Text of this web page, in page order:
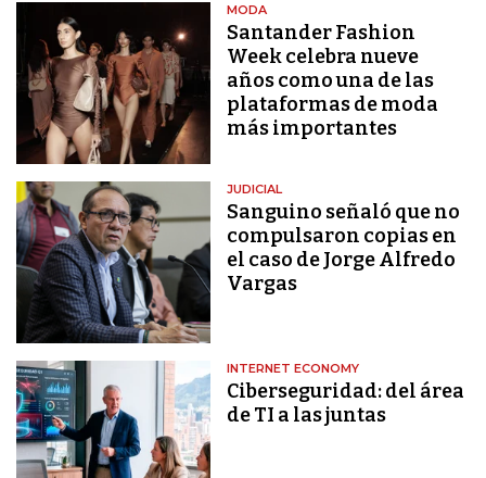
MODA
Santander Fashion
Week celebra nueve
años como una de las
plataformas de moda
más importantes
JUDICIAL
Sanguino señaló que no
compulsaron copias en
el caso de Jorge Alfredo
Vargas
INTERNET ECONOMY
Ciberseguridad: del área
de TI a las juntas